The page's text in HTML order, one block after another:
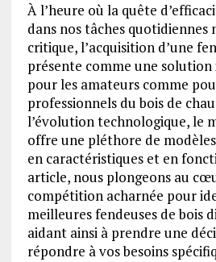
À l’heure où la quête
dans nos tâches quotidiennes
critique, l’acquisition d’une
présente comme une
pour les amateurs comme
professionnels du bois de
l’évolution technologique, le
offre une pléthore de
en caractéristiques et en
article, nous plongeons au
compétition acharnée pour
meilleures fendeuses de bois
aidant ainsi à prendre une
répondre à vos besoins